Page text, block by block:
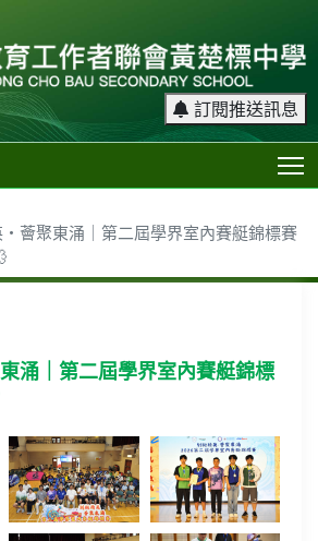
訂閱推送訊息
薈聚東涌｜第二屆學界室內賽艇錦標賽
涌｜第二屆學界室內賽艇錦標